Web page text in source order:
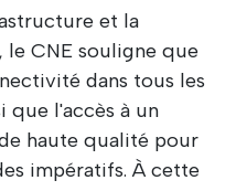
et la
CNE souligne que
dans tous les
que l'accès à un
haute qualité pour
impératifs. À cette